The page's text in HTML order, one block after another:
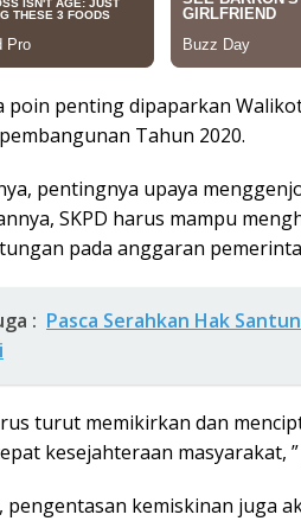
poin penting dipaparkan
Tahun 2020.
pentingnya upaya
SKPD harus mampu
pada anggaran
: Pasca Serahkan Hak
turut memikirkan dan
kesejahteraan masyarakat,
pengentasan kemiskinan juga